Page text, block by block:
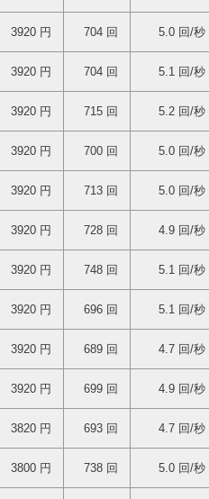
3920 円 704 回 5.0 回/秒
3920 円 704 回 5.1 回/秒
3920 円 715 回 5.2 回/秒
3920 円 700 回 5.0 回/秒
3920 円 713 回 5.0 回/秒
3920 円 728 回 4.9 回/秒
3920 円 748 回 5.1 回/秒
3920 円 696 回 5.1 回/秒
3920 円 689 回 4.7 回/秒
3920 円 699 回 4.9 回/秒
3820 円 693 回 4.7 回/秒
3800 円 738 回 5.0 回/秒